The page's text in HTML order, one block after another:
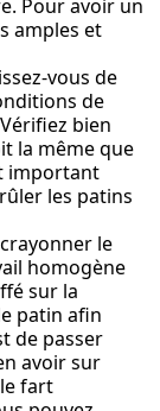
Pour avoir un
amples et
vous de
de
bien
la même que
important
les patins
le
homogène
sur la
patin afin
de passer
avoir sur
fart